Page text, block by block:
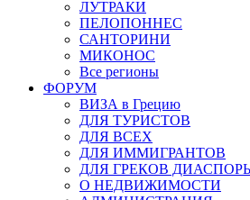
ЛУТРАКИ
ПЕЛОПОННЕС
САНТОРИНИ
МИКОНОС
Все регионы
ФОРУМ
ВИЗА в Грецию
ДЛЯ ТУРИСТОВ
ДЛЯ ВСЕХ
ДЛЯ ИММИГРАНТОВ
ДЛЯ ГРЕКОВ
О НЕДВИЖИМОСТИ